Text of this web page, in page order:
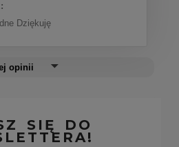
Dziękuję
opinii
SIĘ DO